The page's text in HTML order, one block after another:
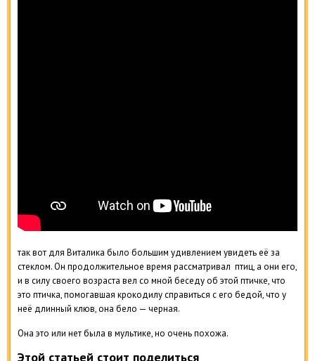
так вот для Виталика было большим удивлением увидеть её за
стеклом. Он продолжительное время рассматривал птиц, а они его,
и в силу своего возраста вел со мной беседу об этой птичке, что
это птичка, помогавшая крокодилу справиться с его бедой, что у
неё длинный клюв, она бело — черная.
Она это или нет была в мультике, но очень похожа.
Этой статьей стоит поделиться